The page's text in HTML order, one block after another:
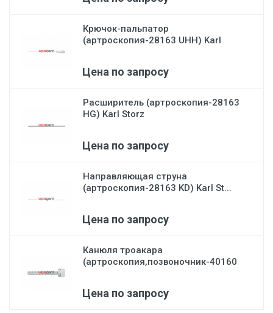
Крючок-пальпатор
(артроскопия-28163 UHH) Karl
Цена по запросу
Расширитель (артроскопия-28163
HG) Karl Storz
Цена по запросу
Направляющая струна
(артроскопия-28163 KD) Karl St...
Цена по запросу
Канюля троакара
(артроскопия,позвоночник-40160
Цена по запросу